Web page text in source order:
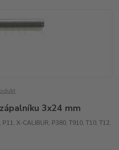
3x24 mm
X-CALIBUR, P380, T910, T10, T12,